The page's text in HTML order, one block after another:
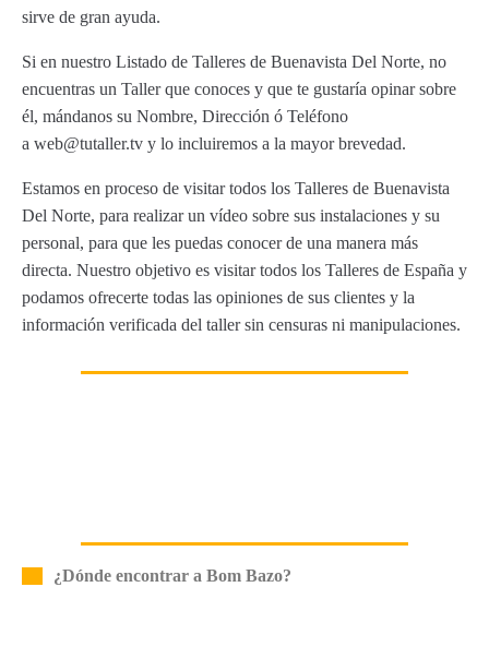
sirve de gran ayuda.
Si en nuestro Listado de Talleres de Buenavista Del Norte, no
encuentras un Taller que conoces y que te gustaría opinar sobre
él, mándanos su Nombre, Dirección ó Teléfono
a web@tutaller.tv y lo incluiremos a la mayor brevedad.
Estamos en proceso de visitar todos los Talleres de Buenavista
Del Norte, para realizar un vídeo sobre sus instalaciones y su
personal, para que les puedas conocer de una manera más
directa. Nuestro objetivo es visitar todos los Talleres de España y
podamos ofrecerte todas las opiniones de sus clientes y la
información verificada del taller sin censuras ni manipulaciones.
¿Dónde encontrar a Bom Bazo?